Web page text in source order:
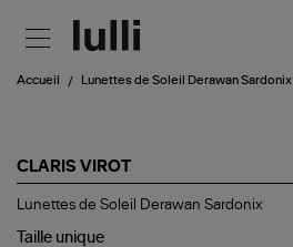
Accueil Lunettes de Soleil Derawan Sardonix
CLARIS VIROT
Lunettes
Soleil
Lunettes de Soleil Derawan Sardonix
Taille unique